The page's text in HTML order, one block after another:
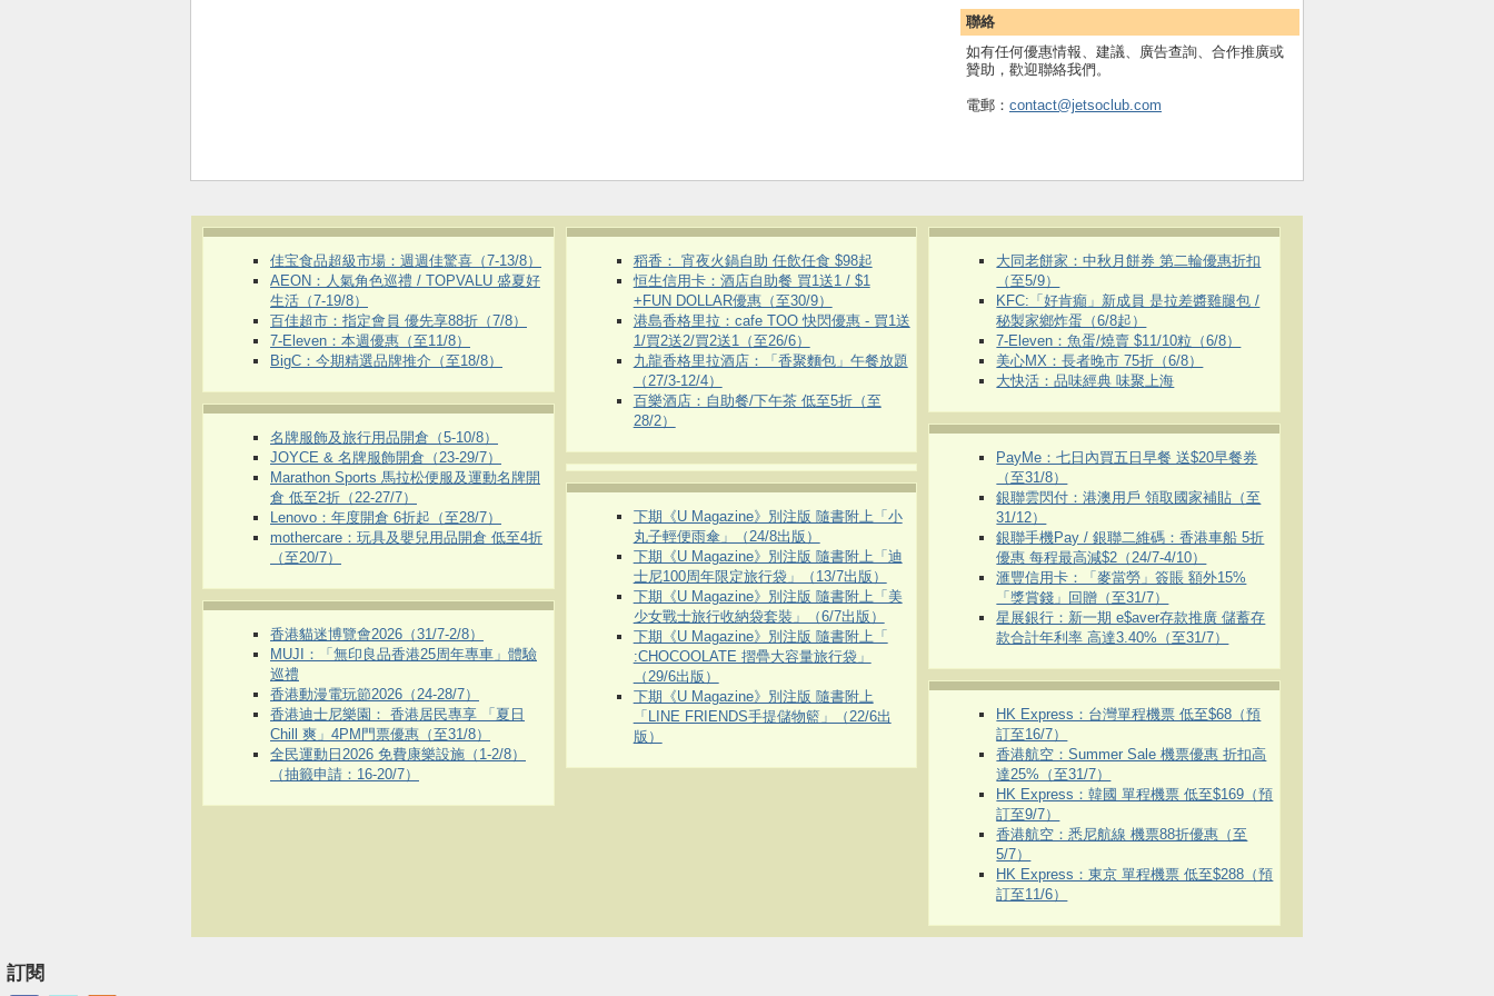
聯絡
如有任何優惠情報、建議、廣告查詢、合作推廣或
贊助，歡迎聯絡我們。
電郵： contact@jetsoclub.com
佳宝食品超級市場：週週佳驚喜（7-13/8）
AEON：人氣角色巡禮 / TOPVALU 盛夏好
生活（7-19/8）
百佳超市：指定會員 優先享88折（7/8）
7-Eleven：本週優惠（至11/8）
BigC：今期精選品牌推介（至18/8）
名牌服飾及旅行用品開倉（5-10/8）
JOYCE & 名牌服飾開倉（23-29/7）
Marathon Sports 馬拉松便服及運動名牌開
倉 低至2折（22-27/7）
Lenovo：年度開倉 6折起（至28/7）
mothercare：玩具及嬰兒用品開倉 低至4折
（至20/7）
香港貓迷博覽會2026（31/7-2/8）
MUJI：「無印良品香港25周年專車」體驗
巡禮
香港動漫電玩節2026（24-28/7）
香港迪士尼樂園： 香港居民專享 「夏日
Chill 爽」4PM門票優惠（至31/8）
全民運動日2026 免費康樂設施（1-2/8）
（抽籤申請：16-20/7）
稻香： 宵夜火鍋自助 任飲任食 $98起
恒生信用卡：酒店自助餐 買1送1 / $1
+FUN DOLLAR優惠（至30/9）
港島香格里拉：cafe TOO 快閃優惠 - 買1送
1/買2送2/買2送1（至26/6）
九龍香格里拉酒店：「香聚麵包」午餐放題
（27/3-12/4）
百樂酒店：自助餐/下午茶 低至5折（至
28/2）
下期《U Magazine》別注版 隨書附上「小
丸子輕便雨傘」（24/8出版）
下期《U Magazine》別注版 隨書附上「迪
士尼100周年限定旅行袋」（13/7出版）
下期《U Magazine》別注版 隨書附上「美
少女戰士旅行收納袋套裝」（6/7出版）
下期《U Magazine》別注版 隨書附上「
:CHOCOOLATE 摺疊大容量旅行袋」
（29/6出版）
下期《U Magazine》別注版 隨書附上
「LINE FRIENDS手提儲物籃」（22/6出
版）
大同老餅家：中秋月餅券 第二輪優惠折扣
（至5/9）
KFC:「好肯癲」新成員 是拉差醬雞腿包 /
秘製家鄉炸蛋（6/8起）
7-Eleven：魚蛋/燒賣 $11/10粒（6/8）
美心MX：長者晚市 75折（6/8）
大快活：品味經典 味聚上海
PayMe：七日內買五日早餐 送$20早餐券
（至31/8）
銀聯雲閃付：港澳用戶 領取國家補貼（至
31/12）
銀聯手機Pay / 銀聯二維碼：香港車船 5折
優惠 每程最高減$2（24/7-4/10）
滙豐信用卡：「麥當勞」簽賬 額外15%
「獎賞錢」回贈（至31/7）
星展銀行：新一期 e$aver存款推廣 儲蓄存
款合計年利率 高達3.40%（至31/7）
HK Express：台灣單程機票 低至$68（預
訂至16/7）
香港航空：Summer Sale 機票優惠 折扣高
達25%（至31/7）
HK Express：韓國 單程機票 低至$169（預
訂至9/7）
香港航空：悉尼航線 機票88折優惠（至
5/7）
HK Express：東京 單程機票 低至$288（預
訂至11/6）
訂閱